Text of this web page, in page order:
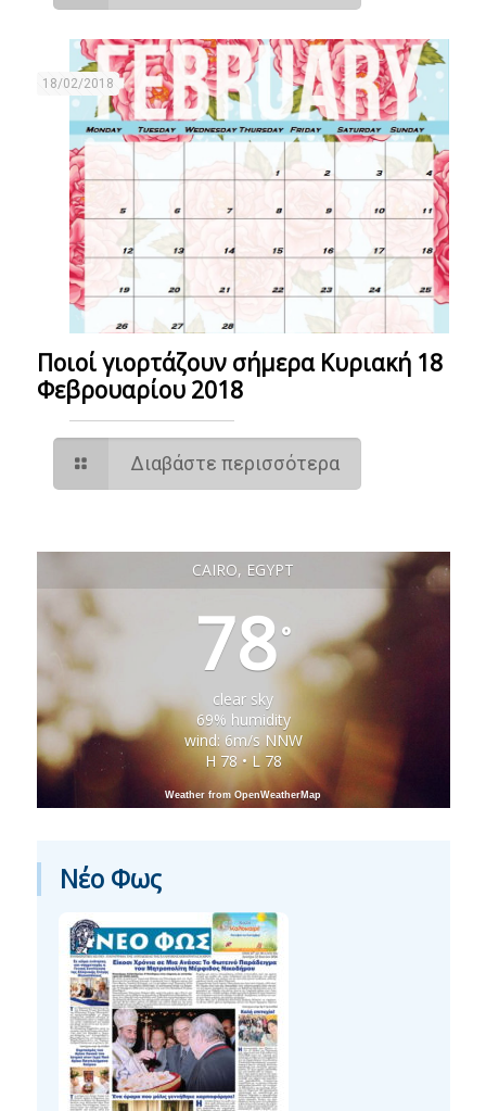
18/02/2018
Ποιοί γιορτάζουν σήμερα Κυριακή 18
Φεβρουαρίου 2018
Διαβάστε περισσότερα
CAIRO, EGYPT
78°
clear sky
69% humidity
wind: 6m/s NNW
H 78 • L 78
Weather from OpenWeatherMap
Νέο Φως